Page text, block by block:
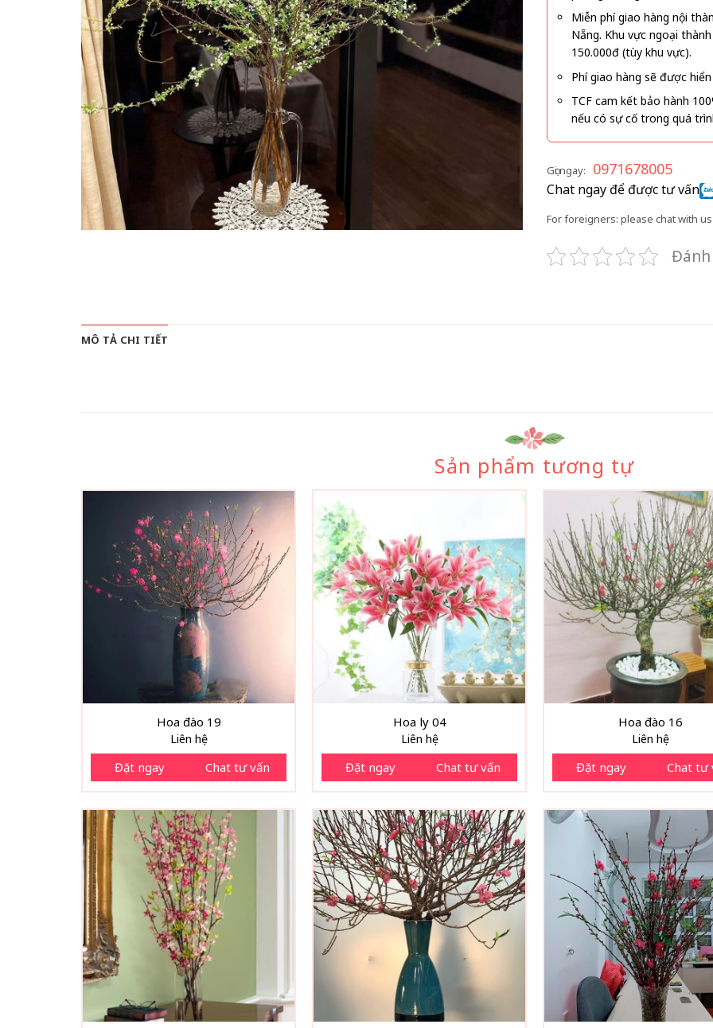
Miễn phí giao hàng nội
Nẵng. Khu vực ngoại
150.000đ (tùy khu vực).
Phí giao hàng sẽ được
TCF cam kết bảo hành
nếu có sự cố trong quá
Gọi ngay: 0971678005
Chat ngay để được tư vấn
For foreigners: please chat with
MÔ TẢ CHI TIẾT
Sản phẩm tương tự
Hoa đào 19
Liên hệ
Đặt ngay Chat tư vấn
Hoa ly 04
Liên hệ
Đặt ngay Chat tư vấn
Hoa đào 16
Liên hệ
Đặt ngay Chat tư